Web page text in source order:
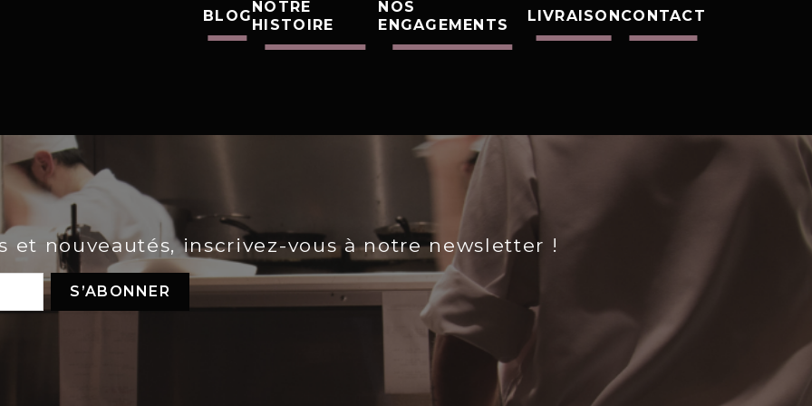
BLOG
NOTRE
HISTOIRE
NOS
ENGAGEMENTS
LIVRAISONCONTACT
et nouveautés, inscrivez-vous à notre newsletter !